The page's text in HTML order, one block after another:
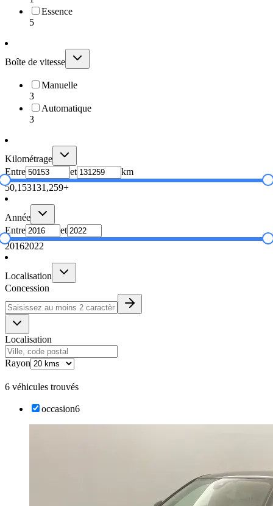
Essence
5
Boîte de vitesse
Manuelle
3
Automatique
3
Kilométrage
Entre
et
km
50,153131,259+
Année
Entre
et
20162022
Localisation
Concession
Localisation
Rayon
6 véhicules trouvés
occasion6